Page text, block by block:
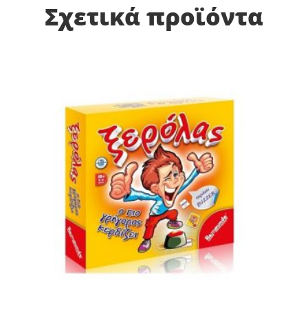
Σχετικά προϊόντα